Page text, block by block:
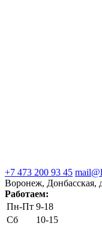
+7 473 200 93 45
Воронеж, Донбасская,
Работаем:
Пн-Пт 9-18
Сб
10-15